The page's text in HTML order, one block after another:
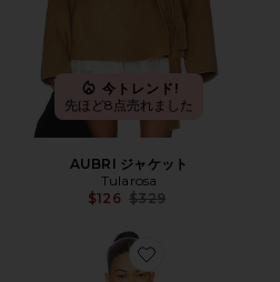
今トレンド!
先ほど8点売れました
AUBRI ジャケット
Tularosa
$126 Previous price:
$329
Favorite GINNY ローブ